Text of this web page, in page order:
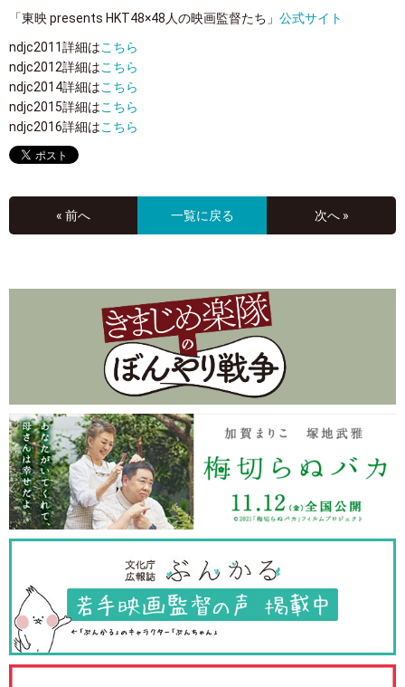
「東映 presents HKT48×48人の映画監督たち」 公式サイト
ndjc2011詳細はこちら
ndjc2012詳細はこちら
ndjc2014詳細はこちら
ndjc2015詳細はこちら
ndjc2016詳細はこちら
« 前へ 一覧に戻る 次へ »